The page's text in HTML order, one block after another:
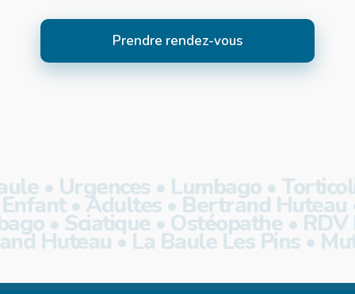
• Urgences • Lumbago •
• Adultes • Bertrand
• Sciatique • Ostéopathe •
Huteau • La Baule Les Pins •
Prendre rendez-vous